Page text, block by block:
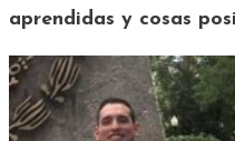
aprendidas y cosas